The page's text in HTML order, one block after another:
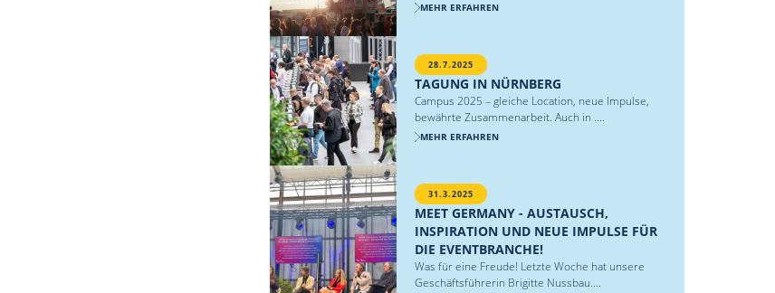
MEHR ERFAHREN
28.7.2025
TAGUNG IN NÜRNBERG
Campus 2025 – gleiche Location, neue Impulse,
bewährte Zusammenarbeit. Auch in ....
MEHR ERFAHREN
31.3.2025
MEET GERMANY - AUSTAUSCH,
INSPIRATION UND NEUE IMPULSE FÜR
DIE EVENTBRANCHE!
Was für eine Freude! Letzte Woche hat unsere
Geschäftsführerin Brigitte Nussbau....